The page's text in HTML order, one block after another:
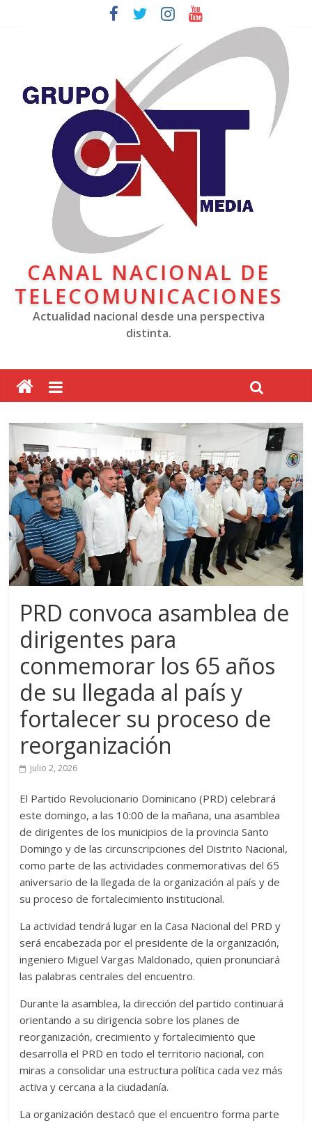
CANAL NACIONAL DE
TELECOMUNICACIONES
Actualidad nacional desde una perspectiva
distinta.
PRD convoca asamblea de
dirigentes para
conmemorar los 65 años
de su llegada al país y
fortalecer su proceso de
reorganización
julio 2, 2026
El Partido Revolucionario Dominicano (PRD) celebrará
este domingo, a las 10:00 de la mañana, una asamblea
de dirigentes de los municipios de la provincia Santo
Domingo y de las circunscripciones del Distrito Nacional,
como parte de las actividades conmemorativas del 65
aniversario de la llegada de la organización al país y de
su proceso de fortalecimiento institucional.
La actividad tendrá lugar en la Casa Nacional del PRD y
será encabezada por el presidente de la organización,
ingeniero Miguel Vargas Maldonado, quien pronunciará
las palabras centrales del encuentro.
Durante la asamblea, la dirección del partido continuará
orientando a su dirigencia sobre los planes de
reorganización, crecimiento y fortalecimiento que
desarrolla el PRD en todo el territorio nacional, con
miras a consolidar una estructura política cada vez más
activa y cercana a la ciudadanía.
La organización destacó que el encuentro forma parte